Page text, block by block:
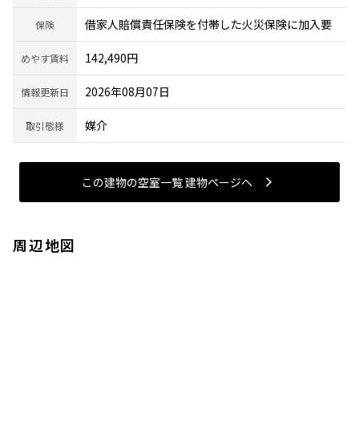
保険 借家人賠償責任保険を付帯した火災保険に加入要
めやす賃料 142,490円
情報更新日 2026年08月07日
取引態様 媒介
この建物の空室一覧 建物ページヘ
周辺地図